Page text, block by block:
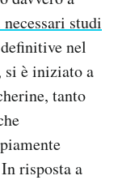
studi
nel
si è iniziato a
tanto
risposta a